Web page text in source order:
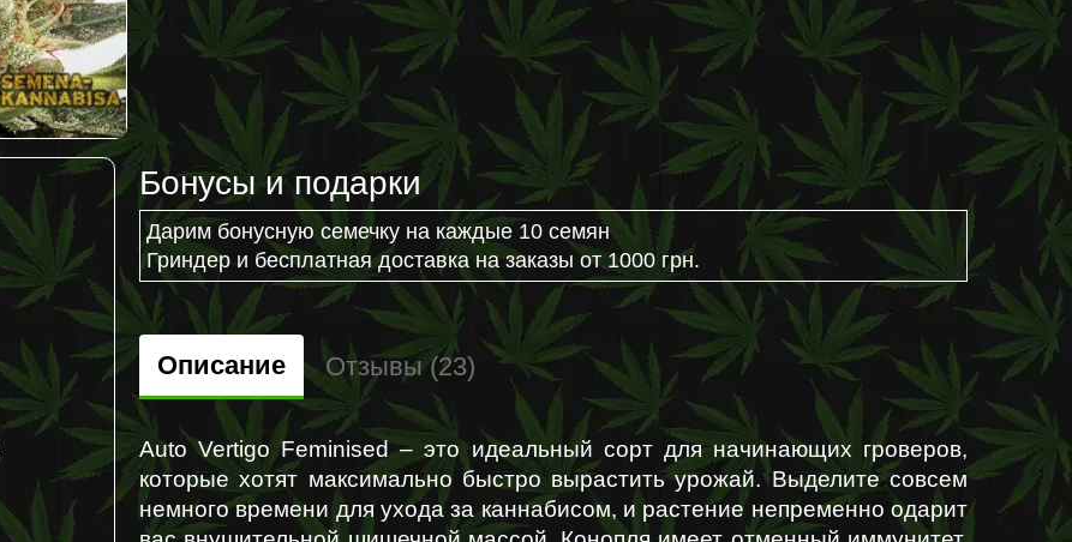
Бонусы и подарки
Дарим бонусную семечку на каждые 10 семян
Гриндер и бесплатная доставка на заказы от 1000 грн.
Описание Отзывы (23)
Auto Vertigo Feminised – это идеальный сорт для начинающих гроверов,
которые хотят максимально быстро вырастить урожай. Выделите совсем
немного времени для ухода за каннабисом, и растение непременно одарит